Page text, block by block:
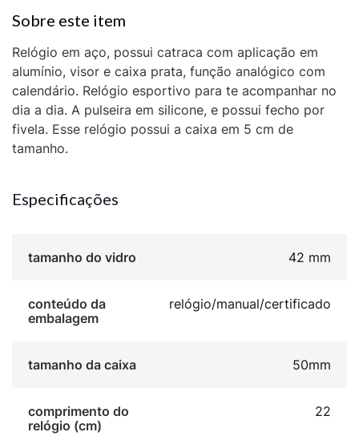
Relógio em aço, possui catraca com aplicação em
alumínio, visor e caixa prata, função analógico com
calendário. Relógio esportivo para te acompanhar no
dia a dia. A pulseira em silicone, e possui fecho por
fivela. Esse relógio possui a caixa em 5 cm de
tamanho.
Especificações
tamanho do vidro 42 mm
conteúdo da
embalagem
relógio/manual/certificado
tamanho da caixa 50mm
comprimento do
relógio (cm)
22